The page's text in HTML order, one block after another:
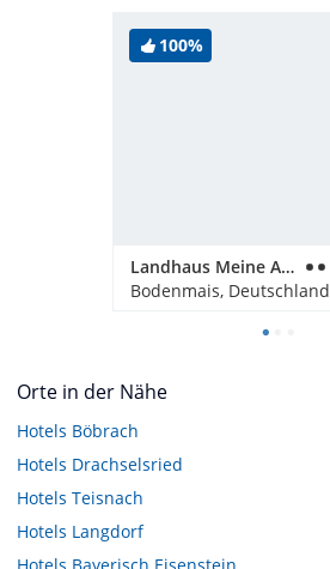
100%
Landhaus Meine Auszeit
Bodenmais, Deutschland
Orte in der Nähe
Hotels Böbrach
Hotels Drachselsried
Hotels Teisnach
Hotels Langdorf